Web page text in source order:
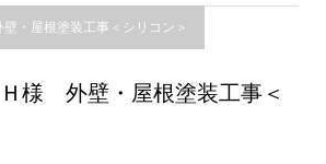
・屋根塗装工事＜シリコン＞
様 外壁・屋根塗装工事＜